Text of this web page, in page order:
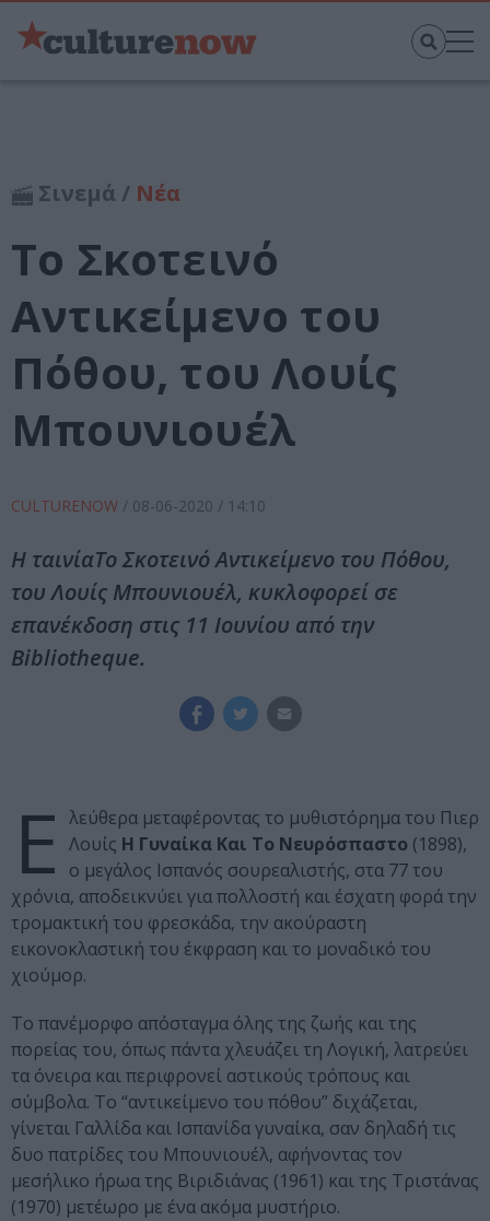
Σινεμά / Νέα
Το Σκοτεινό
Αντικείμενο του
Πόθου, του Λουίς
Μπουνιουέλ
CULTURENOW / 08-06-2020 / 14:10
Η ταινίαΤο Σκοτεινό Αντικείμενο του Πόθου,
του Λουίς Μπουνιουέλ, κυκλοφορεί σε
επανέκδοση στις 11 Ιουνίου από την
Bibliotheque.
Ε λεύθερα μεταφέροντας το μυθιστόρημα του Πιερ
Λουίς Η Γυναίκα Και Το Νευρόσπαστο (1898),
ο μεγάλος Ισπανός σουρεαλιστής, στα 77 του
χρόνια, αποδεικνύει για πολλοστή και έσχατη φορά την
τρομακτική του φρεσκάδα, την ακούραστη
εικονοκλαστική του έκφραση και το μοναδικό του
χιούμορ.
Το πανέμορφο απόσταγμα όλης της ζωής και της
πορείας του, όπως πάντα χλευάζει τη Λογική, λατρεύει
τα όνειρα και περιφρονεί αστικούς τρόπους και
σύμβολα. Το “αντικείμενο του πόθου” διχάζεται,
γίνεται Γαλλίδα και Ισπανίδα γυναίκα, σαν δηλαδή τις
δυο πατρίδες του Μπουνιουέλ, αφήνοντας τον
μεσήλικο ήρωα της Βιριδιάνας (1961) και της Τριστάνας
(1970) μετέωρο με ένα ακόμα μυστήριο.